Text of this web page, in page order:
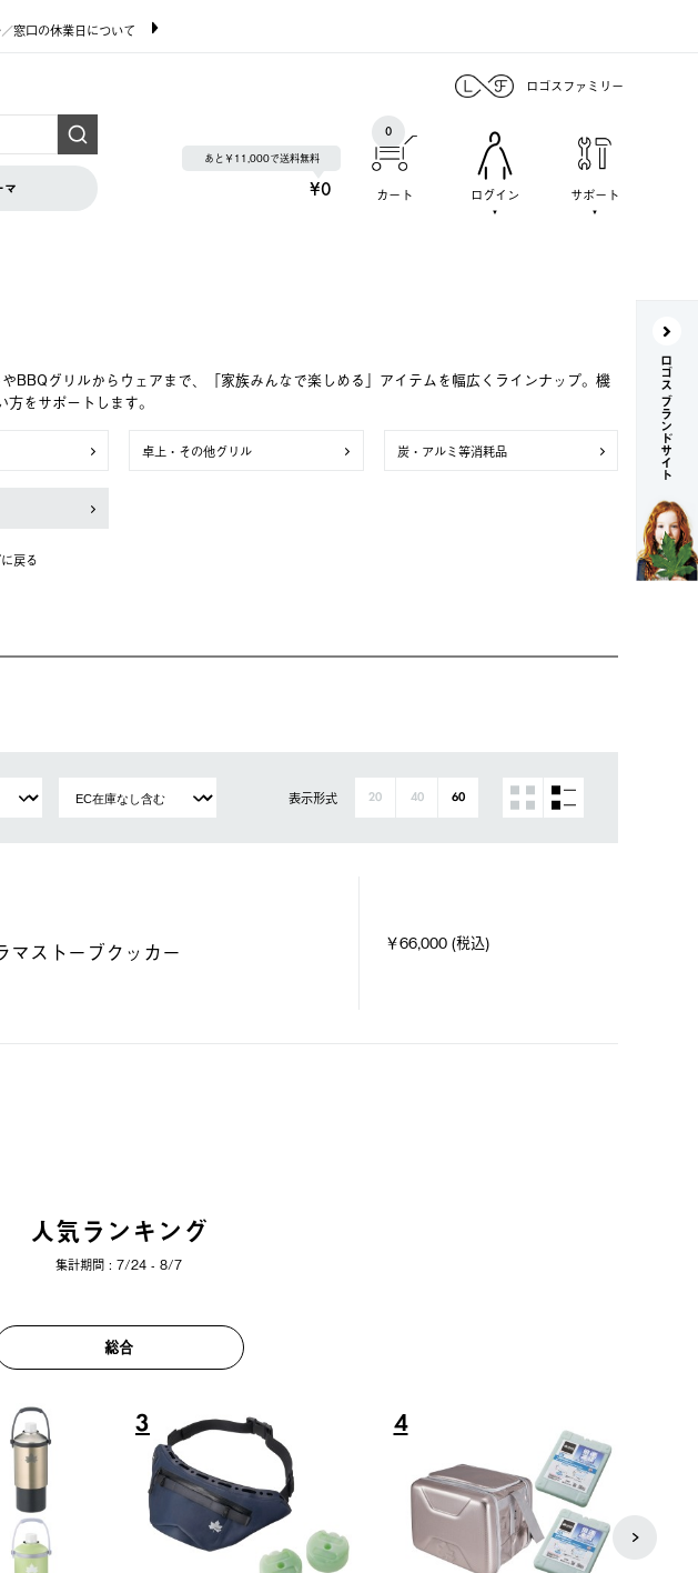
窓口の休業日について
ロゴスファミリー
マ
あと￥11,000で送料無料
¥0 カート
0
ログイン サポート
BBQグリルからウェアまで、「家族みんなで楽しめる」アイテムを幅広くラインナップ。機
をサポートします。
卓上・その他グリル 炭・アルミ等消耗品
戻る
表示形式 20 40 60
ストーブクッカー ￥66,000 (税込)
人気ランキング
集計期間 : 7/24 - 8/7
総合
7 8
ロゴス ブランドサイト